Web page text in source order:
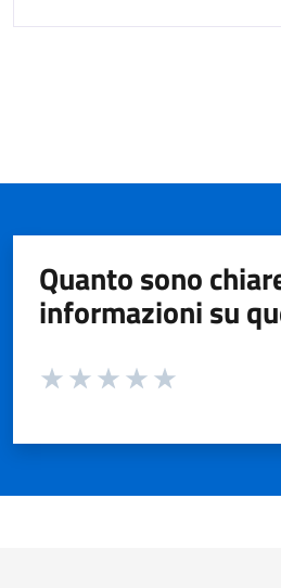
Quanto sono
informazioni su
Valuta da 1 a 5 stelle la pagina